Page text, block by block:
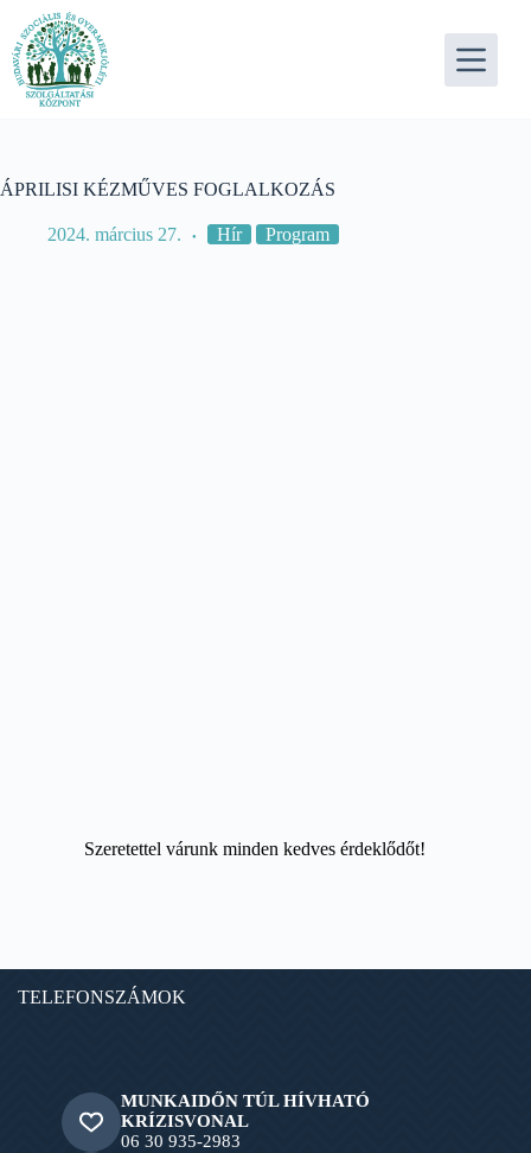
content
ÁPRILISI KÉZMŰVES FOGLALKOZÁS
2024. március 27. Hír Program
Szeretettel várunk minden kedves érdeklődőt!
TELEFONSZÁMOK
MUNKAIDŐN TÚL HÍVHATÓ
KRÍZISVONAL
06 30 935-2983